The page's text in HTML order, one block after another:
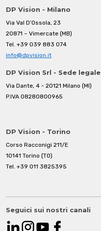
DP Vision - Milano
Via Val D’Ossola, 23
20871 – Vimercate (MB)
Tel. +39 039 883 074
info@dpvision.it
DP Vision Srl - Sede legale
Via Dante, 4 - 20121 Milano (MI)
P.IVA 08280800965
DP Vision - Torino
Corso Racconigi 211/E
10141 Torino (TO)
Tel. +39 011 3825395
Seguici sui nostri canali